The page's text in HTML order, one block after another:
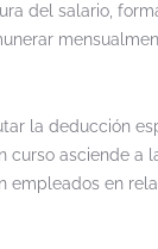
del salario,
la deducción
asciende a
empleados en